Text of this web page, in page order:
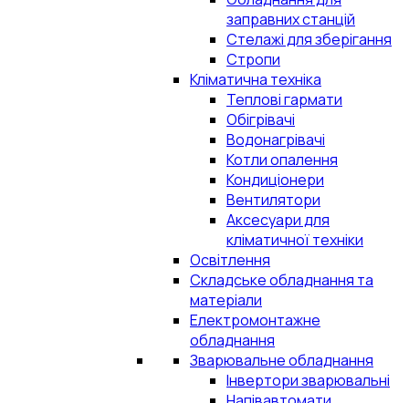
заправних станцій
Стелажі для зберігання
Стропи
Кліматична техніка
Теплові гармати
Обігрівачі
Водонагрівачі
Котли опалення
Кондиціонери
Вентилятори
Аксесуари для
кліматичної техніки
Освітлення
Складське обладнання та
матеріали
Електромонтажне
обладнання
Зварювальне обладнання
Інвертори зварювальні